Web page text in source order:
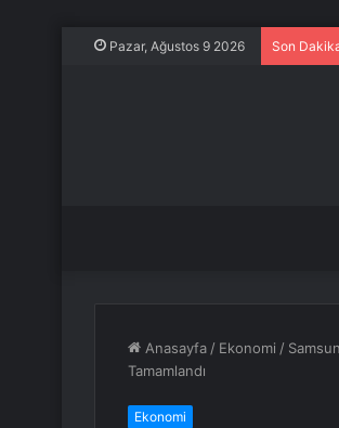
Pazar, Ağustos 9 2026 Son
Anasayfa / Ekonomi /
Tamamlandı
Ekonomi